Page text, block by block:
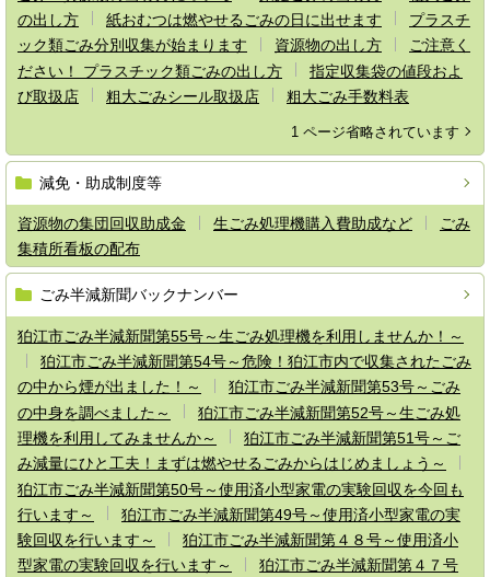
の出し方
紙おむつは燃やせるごみの日に出せます
プラスチ
ック類ごみ分別収集が始まります
資源物の出し方
ご注意く
ださい！ プラスチック類ごみの出し方
指定収集袋の値段およ
び取扱店
粗大ごみシール取扱店 粗大ごみ手数料表
1 ページ省略されています
減免・助成制度等
資源物の集団回収助成金 生ごみ処理機購入費助成など
ごみ
集積所看板の配布
ごみ半減新聞バックナンバー
狛江市ごみ半減新聞第55号～生ごみ処理機を利用しませんか！～
狛江市ごみ半減新聞第54号～危険！狛江市内で収集されたごみ
の中から煙が出ました！～
狛江市ごみ半減新聞第53号～ごみ
の中身を調べました～
狛江市ごみ半減新聞第52号～生ごみ処
理機を利用してみませんか～
狛江市ごみ半減新聞第51号～ご
み減量にひと工夫！まずは燃やせるごみからはじめましょう～
狛江市ごみ半減新聞第50号～使用済小型家電の実験回収を今回も
行います～
狛江市ごみ半減新聞第49号～使用済小型家電の実
験回収を行います～
狛江市ごみ半減新聞第４８号～使用済小
型家電の実験回収を行います～
狛江市ごみ半減新聞第４７号